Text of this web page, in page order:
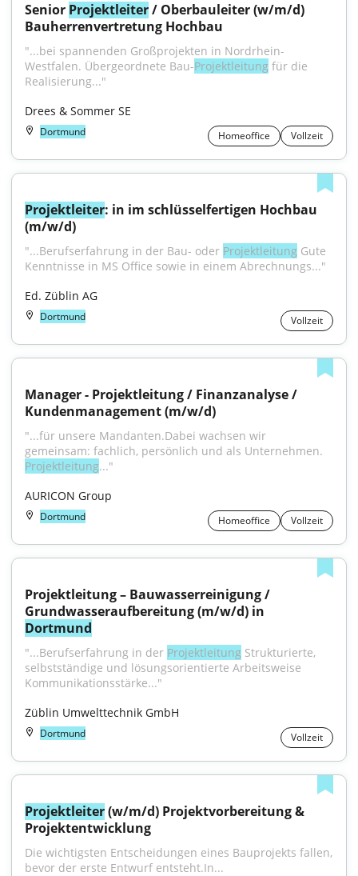
Senior Projektleiter / Oberbauleiter (w/m/d)
Bauherrenvertretung Hochbau
"...bei spannenden Großprojekten in Nordrhein-
Westfalen. Übergeordnete Bau-Projektleitung für die
Realisierung..."
Drees & Sommer SE
Dortmund Homeoffice Vollzeit
Projektleiter: in im schlüsselfertigen Hochbau
(m/w/d)
"...Berufserfahrung in der Bau- oder Projektleitung Gute
Kenntnisse in MS Office sowie in einem Abrechnungs..."
Ed. Züblin AG
Dortmund Vollzeit
Manager - Projektleitung / Finanzanalyse /
Kundenmanagement (m/w/d)
"...für unsere Mandanten.Dabei wachsen wir
Projektleitung..."
AURICON Group
Dortmund Homeoffice Vollzeit
Projektleitung – Bauwasserreinigung /
Dortmund
"...Berufserfahrung in der Projektleitung Strukturierte,
selbstständige und lösungsorientierte Arbeitsweise
Kommunikationsstärke..."
Züblin Umwelttechnik GmbH
Dortmund Vollzeit
Projektleiter (w/m/d) Projektvorbereitung &
Projektentwicklung
Die wichtigsten Entscheidungen eines Bauprojekts fallen,
bevor der erste Entwurf entsteht.﻿In...